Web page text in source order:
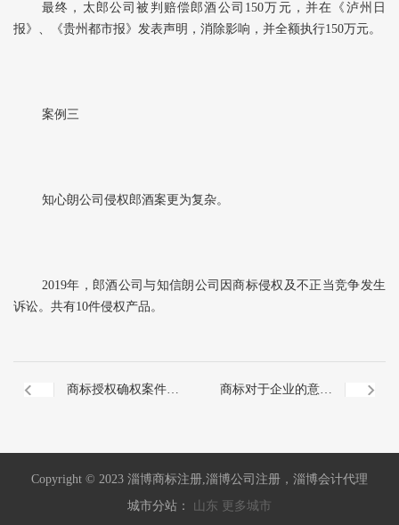
最终，太郎公司被判赔偿郎酒公司150万元，并在《泸州日
报》、《贵州都市报》发表声明，消除影响，并全额执行150万元。
案例三
知心朗公司侵权郎酒案更为复杂。
2019年，郎酒公司与知信朗公司因商标侵权及不正当竞争发生
诉讼。共有10件侵权产品。
商标授权确权案件中 商标对于企业的意义
Copyright © 2023 淄博商标注册,淄博公司注册，淄博会计代理
城市分站： 山东 更多城市